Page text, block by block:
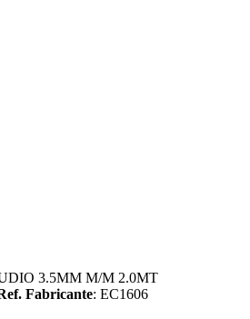
3.5MM M/M 2.0MT
Fabricante: EC1606